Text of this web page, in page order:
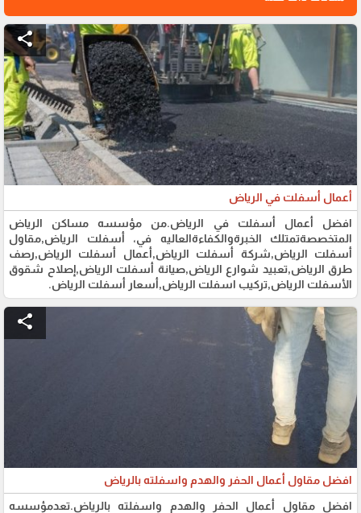
share
أعمال أسفلت في الرياض
افضل أعمال أسفلت في الرياض.من مؤسسه مساكن الرياض
المتخصصةتمتلك الخبرةوالكفاءةالعاليه في، أسفلت الرياض,مقاول
أسفلت الرياض,شركة أسفلت الرياض,أعمال أسفلت الرياض,رصف
طرق الرياض,تعبيد شوارع الرياض,صيانة أسفلت الرياض,إصلاح شقوق
الأسفلت الرياض,تركيب اسفلت الرياض,أسعار أسفلت الرياض.
share
افضل مقاول أعمال الحفر والهدم واسفلته بالرياض
افضل مقاول أعمال الحفر والهدم واسفلته بالرياض.تعدمؤسسه